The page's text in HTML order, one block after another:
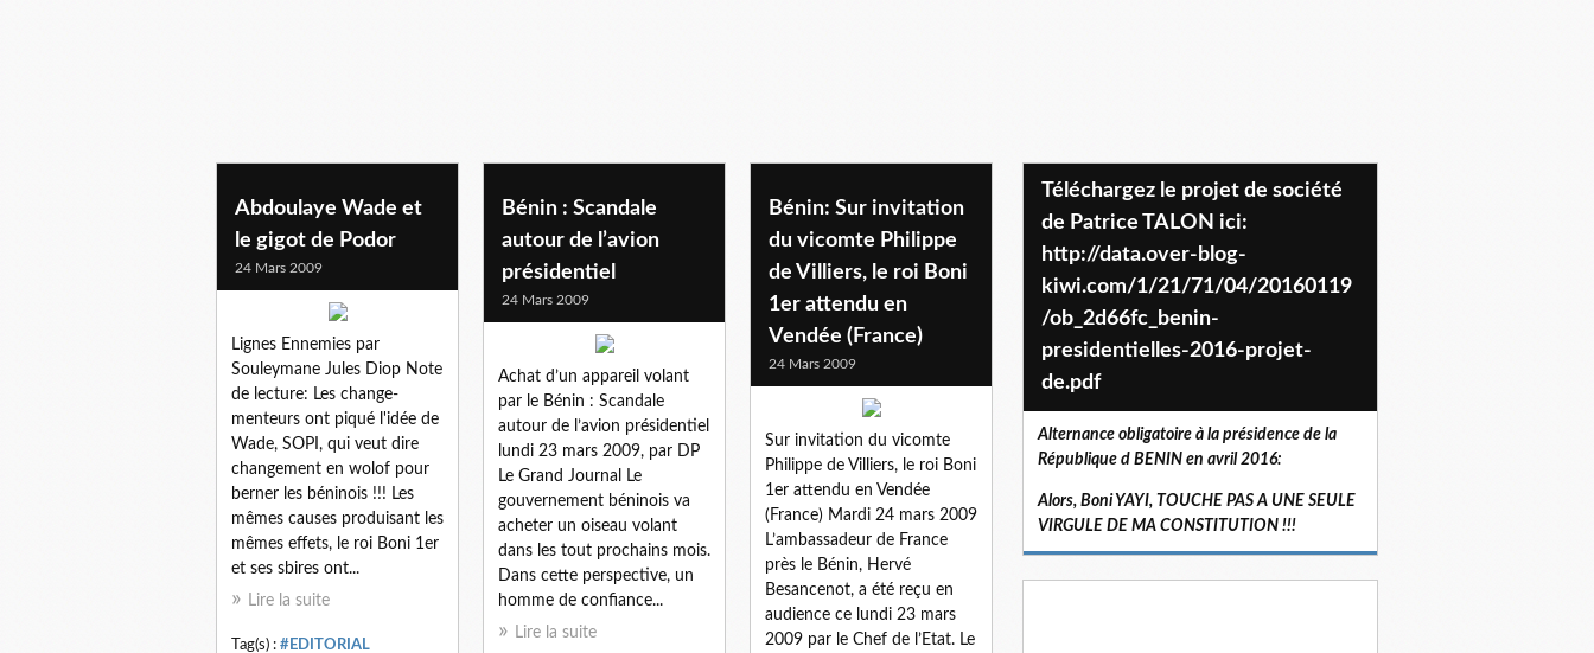
Abdoulaye Wade et
le gigot de Podor
24 Mars 2009
Lignes Ennemies par
Souleymane Jules Diop Note
de lecture: Les change-
menteurs ont piqué l'idée de
Wade, SOPI, qui veut dire
changement en wolof pour
berner les béninois !!! Les
mêmes causes produisant les
mêmes effets, le roi Boni 1er
et ses sbires ont...
Lire la suite
Tag(s) : #EDITORIAL
Bénin : Scandale
autour de l’avion
présidentiel
24 Mars 2009
Achat d’un appareil volant
par le Bénin : Scandale
autour de l’avion présidentiel
lundi 23 mars 2009, par DP
Le Grand Journal Le
gouvernement béninois va
acheter un oiseau volant
dans les tout prochains mois.
Dans cette perspective, un
homme de confiance...
Lire la suite
Bénin: Sur invitation
du vicomte Philippe
de Villiers, le roi Boni
1er attendu en
Vendée (France)
24 Mars 2009
Sur invitation du vicomte
Philippe de Villiers, le roi Boni
1er attendu en Vendée
(France) Mardi 24 mars 2009
L’ambassadeur de France
près le Bénin, Hervé
Besancenot, a été reçu en
audience ce lundi 23 mars
2009 par le Chef de l’Etat. Le
Téléchargez le projet de société
de Patrice TALON ici:
http://data.over-blog-
kiwi.com/1/21/71/04/20160119
/ob_2d66fc_benin-
presidentielles-2016-projet-
de.pdf
Alternance obligatoire à la présidence de la
République d BENIN en avril 2016:
Alors, Boni YAYI, TOUCHE PAS A UNE SEULE
VIRGULE DE MA CONSTITUTION !!!